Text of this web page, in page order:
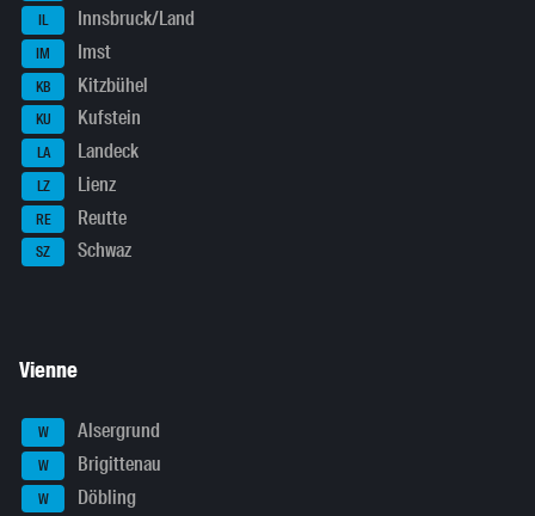
IL Innsbruck/Land
IM Imst
KB Kitzbühel
KU Kufstein
LA Landeck
LZ Lienz
RE Reutte
SZ Schwaz
Vienne
W Alsergrund
W Brigittenau
W Döbling